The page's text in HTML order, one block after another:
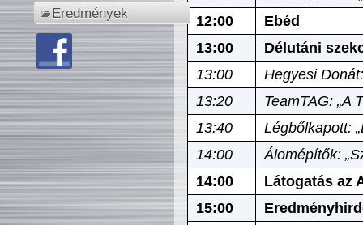
Eredmények
12:00
Ebéd
13:00
Délutáni
13:00
Hegyesi
13:20
TeamTAG: „A
13:40
Légbőlkapott:
14:00
Álomépítők:
14:00
Látogatás az
15:00